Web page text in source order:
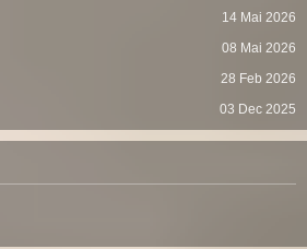
14 Mai 2026
08 Mai 2026
28 Feb 2026
03 Dec 2025